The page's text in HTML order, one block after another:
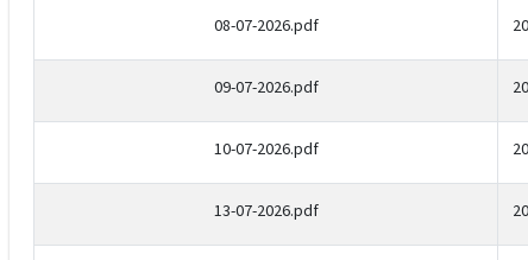
08-07-2026.pdf
09-07-2026.pdf
10-07-2026.pdf
13-07-2026.pdf